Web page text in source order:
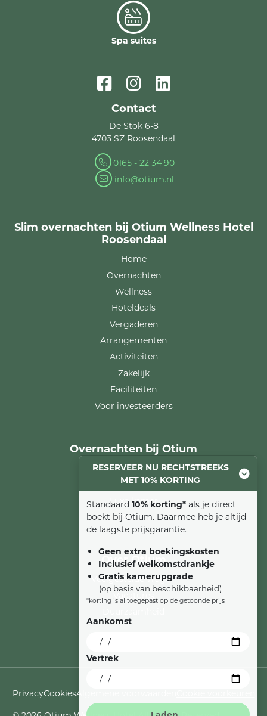
RESERVEER NU RECHTSTREEKS
MET 10% KORTING
Standaard 10% korting* als je direct
boekt bij Otium. Daarmee heb je altijd
de laagste prijsgarantie.
Geen extra boekingskosten
Inclusief welkomstdrankje
Gratis kamerupgrade
(op basis van beschikbaarheid)
*korting is al toegepast op de getoonde prijs
Aankomst
Vertrek
Spa suites
Contact
De Stok 6-8
4703 SZ Roosendaal
0165 - 22 34 90
info@otium.nl
Slim overnachten bij Otium Wellness Hotel
Roosendaal
Home
Overnachten
Wellness
Hoteldeals
Vergaderen
Arrangementen
Activiteiten
Zakelijk
Faciliteiten
Voor investeerders
Overnachten bij Otium
Comfort kamer
Familiesuite
Luxe kamer
Suite
Over Otium
Veelgestelde vragen
Vacatures
PrivacyCookiesAlgemene voorwaarden